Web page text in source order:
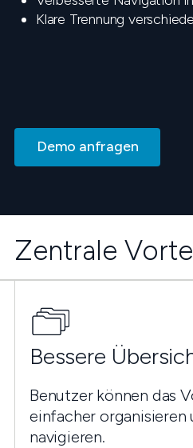
Klare Trennung
Demo anfragen
Zentrale
Bessere
Benutzer können das
einfacher organisieren
navigieren.